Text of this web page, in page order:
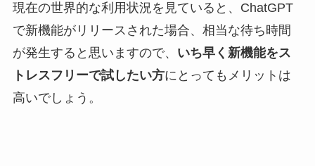
現在の世界的な利用状況を見ていると、ChatGPT
で新機能がリリースされた場合、相当な待ち時間
が発生すると思いますので、 いち早く新機能をス
トレスフリーで試したい方にとってもメリットは
高いでしょう。